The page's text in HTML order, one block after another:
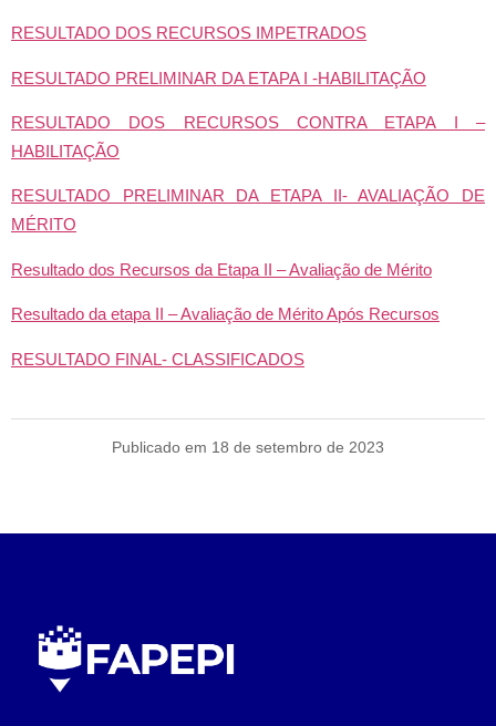
RESULTADO DOS RECURSOS IMPETRADOS
RESULTADO PRELIMINAR DA ETAPA I -HABILITAÇÃO
RESULTADO DOS RECURSOS CONTRA ETAPA I –
HABILITAÇÃO
RESULTADO PRELIMINAR DA ETAPA II- AVALIAÇÃO DE
MÉRITO
Resultado dos Recursos da Etapa II – Avaliação de Mérito
Resultado da etapa II – Avaliação de Mérito Após Recursos
RESULTADO FINAL- CLASSIFICADOS
Publicado em 18 de setembro de 2023